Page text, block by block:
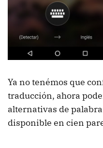
Ya no tenémos que
traducción, ahora
alternativas de
disponible en cien